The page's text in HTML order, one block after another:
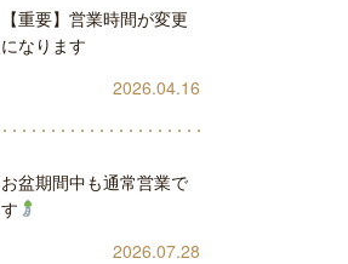
【重要】営業時間が変更
になります
2026.04.16
お盆期間中も通常営業で
す
2026.07.28